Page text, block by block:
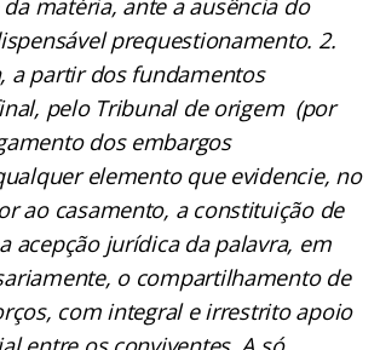
matéria, ante a ausência do
prequestionamento. 2.
a partir dos fundamentos
pelo Tribunal de origem (por
dos embargos
elemento que evidencie, no
ao casamento, a constituição de
acepção jurídica da palavra, em
o compartilhamento de
com integral e irrestrito apoio